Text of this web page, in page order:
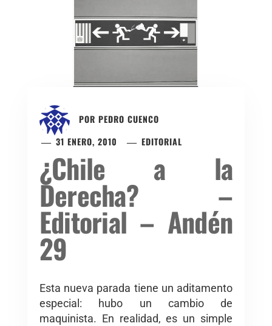
POR PEDRO CUENCO
31 ENERO, 2010
EDITORIAL
¿Chile a la
Derecha? –
Editorial – Andén
29
Esta nueva parada tiene un aditamento
especial: hubo un cambio de
maquinista. En realidad, es un simple